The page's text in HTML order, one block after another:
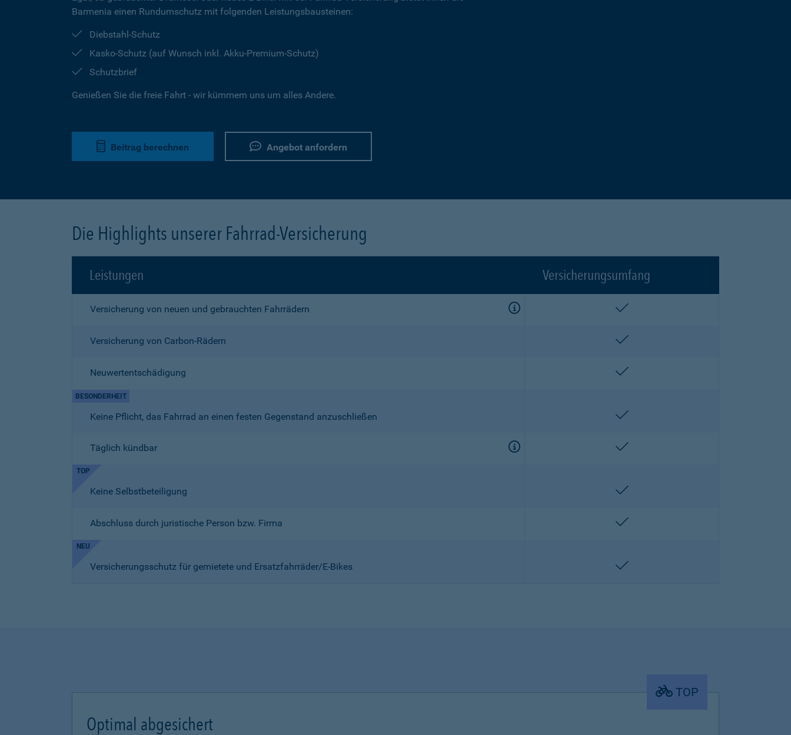
Barmenia einen Rundumschutz mit folgenden Leistungsbausteinen:
Diebstahl-Schutz
Kasko-Schutz (auf Wunsch inkl. Akku-Premium-Schutz)
Schutzbrief
Genießen Sie die freie Fahrt - wir kümmern uns um alles Andere.
Beitrag berechnen Angebot anfordern
Die Highlights unserer Fahrrad-Versicherung
Leistungen Versicherungsumfang
Versicherung von neuen und gebrauchten Fahrrädern enthalten
Versicherung von Carbon-Rädern enthalten
Neuwertentschädigung enthalten
Keine Pflicht, das Fahrrad an einen festen Gegenstand anzuschließen
BESONDERHEIT
enthalten
Täglich kündbar enthalten
TOP
Keine Selbstbeteiligung enthalten
Abschluss durch juristische Person bzw. Firma enthalten
NEU
Versicherungsschutz für gemietete und Ersatzfahrräder/E-Bikes enthalten
TOP
Optimal abgesichert